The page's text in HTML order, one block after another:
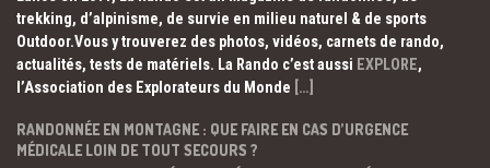
trekking, d’alpinisme, de survie en milieu naturel & de sports
Outdoor.Vous y trouverez des photos, vidéos, carnets de rando,
actualités, tests de matériels. La Rando c’est aussi EXPLORE,
l’Association des Explorateurs du Monde […]
RANDONNÉE EN MONTAGNE : QUE FAIRE EN CAS D’URGENCE
MÉDICALE LOIN DE TOUT SECOURS ?